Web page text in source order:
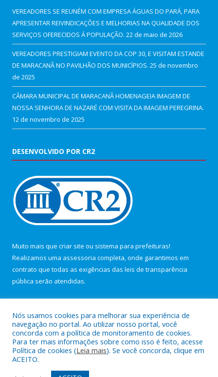
VEREADORES SE REUNÉM COM EMPRESA ÁGUAS DO PARÁ, PARA
APRESENTAR REIVINDICAÇÕES E MELHORIAS NA QUALIDADE DOS
SERVIÇOS OFERECIDOS Á POPULAÇÃO. 22 de maio de 2026
VEREADORES PRESTIGIAM EVENTO DA COP 30, E VISITAM ESTANDE
DE MARACANÃ NO PAVILHÃO DOS MUNICÍPIOS. 25 de novembro
de 2025
CÂMARA MUNICIPAL DE MARACANÃ HOMENAGEIA IMAGEM DE
NOSSA SENHORA DE NAZARÉ COM VISITA DA IMAGEM PEREGRINA.
12 de novembro de 2025
DESENVOLVIDO POR CR2
Muito mais que criar site ou sistema para prefeituras!
Realizamos uma assessoria completa, onde garantimos em
contrato que todas as exigências das leis de transparência
pública serão atendidas.
Todos os direitos reservados a Câmara Municipal de Maracanã.
Nós usamos cookies para melhorar sua experiência de
navegação no portal. Ao utilizar nosso portal, você
concorda com a política de monitoramento de cookies.
Para ter mais informações sobre como isso é feito, acesse
Política de cookies (Leia mais). Se você concorda, clique em
ACEITO.